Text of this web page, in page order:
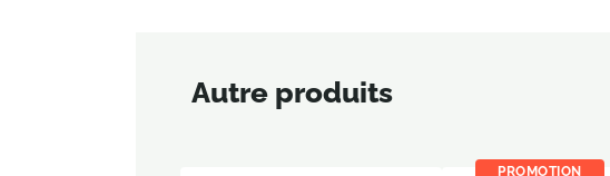
Autre produits
PROMOTION